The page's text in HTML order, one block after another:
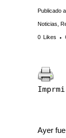
Publicado
Noticias
0 Likes
Ayer